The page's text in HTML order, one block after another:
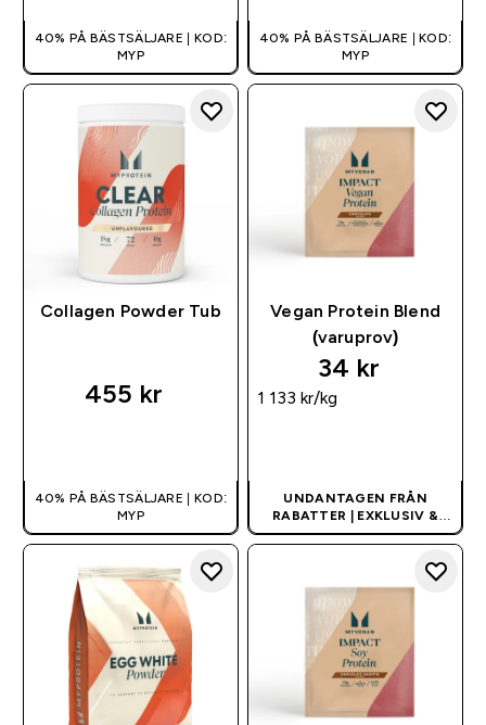
40% PÅ BÄSTSÄLJARE | KOD:
MYP
40% PÅ BÄSTSÄLJARE | KOD:
MYP
Collagen Powder Tub
455 kr‎
40% PÅ BÄSTSÄLJARE | KOD:
MYP
Vegan Protein Blend
(varuprov)
34 kr‎
1 133 kr‎/kg
UNDANTAGEN FRÅN
RABATTER | EXKLUSIV &
BEGRÄNSAD